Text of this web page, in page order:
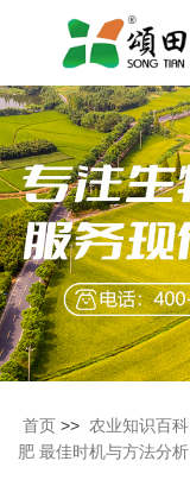
首页 >> 农业知识百科
肥 最佳时机与方法分析